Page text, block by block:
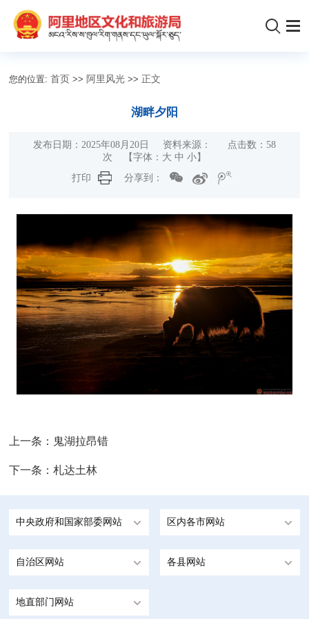
您的位置:首页 >> 阿里风光 >> 正文
湖畔夕阳
发布日期：2025年08月20日 资料来源： 点击数： 58
次
【字体： 大 中 小】
打印
分享到：
上一条： 鬼湖拉昂错
下一条：札达土林
中央政府和国家部委网站 区内各市网站
自治区网站 各县网站
地直部门网站